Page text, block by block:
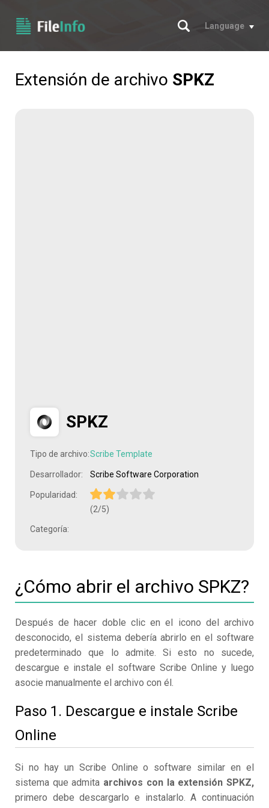
Buscar
Language
Extensión de archivo SPKZ
SPKZ
Tipo de archivo:Scribe Template
Desarrollador: Scribe Software Corporation
Popularidad:
(2/5)
Categoría:
¿Cómo abrir el archivo SPKZ?
Después de hacer doble clic en el icono del archivo
desconocido, el sistema debería abrirlo en el software
predeterminado que lo admite. Si esto no sucede,
descargue e instale el software Scribe Online y luego
asocie manualmente el archivo con él.
Paso 1. Descargue e instale Scribe
Online
Si no hay un Scribe Online o software similar en el
sistema que admita archivos con la extensión SPKZ,
primero debe descargarlo e instalarlo. A continuación